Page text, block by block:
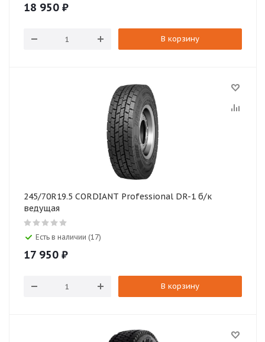
18 950 ₽
В корзину
245/70R19.5 CORDIANT Professional DR-1 б/к
ведущая
Есть в наличии (17)
17 950 ₽
В корзину